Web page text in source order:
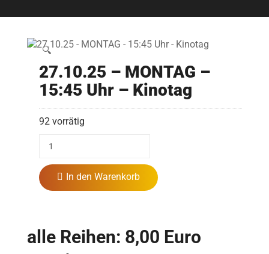
🔍
27.10.25 – MONTAG –
15:45 Uhr – Kinotag
92 vorrätig
In den Warenkorb
alle Reihen: 8,00 Euro